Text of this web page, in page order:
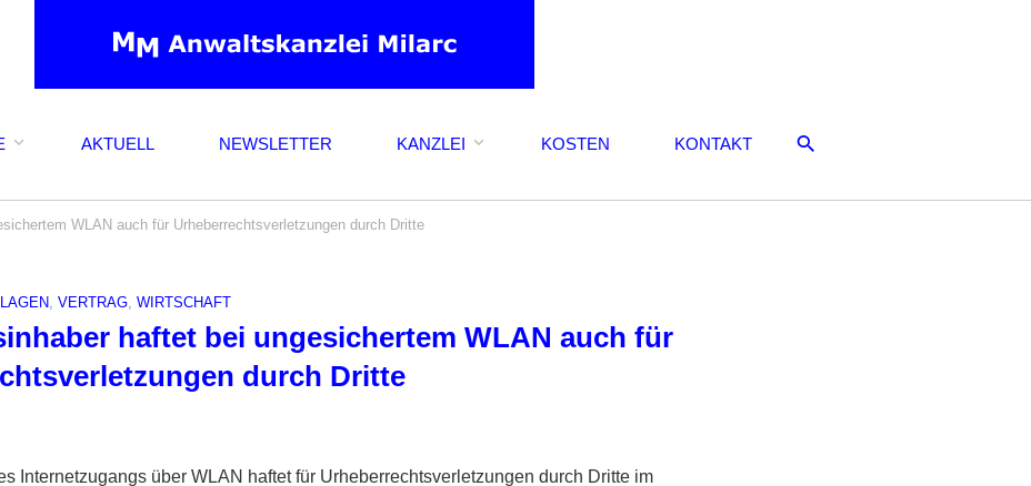
AKTUELL NEWSLETTER KANZLEI KOSTEN KONTAKT
WLAN auch für Urheberrechtsverletzungen durch Dritte
VERTRAG WIRTSCHAFT
haftet bei ungesichertem WLAN auch für
durch Dritte
Internetzugangs über WLAN haftet für Urheberrechtsverletzungen durch Dritte im